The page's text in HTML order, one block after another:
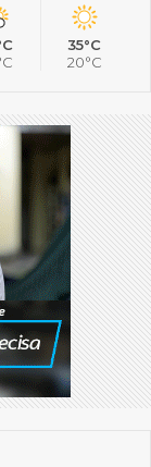
35°C
20°C